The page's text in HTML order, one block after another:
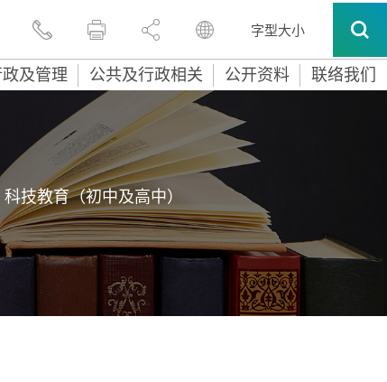
字型大小
及管理 公共及行政相关 公开资料 联络我们
科技教育（初中及高中）